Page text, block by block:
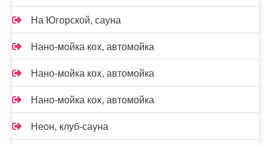
На Югорской, сауна
Нано-мойка кох, автомойка
Нано-мойка кох, автомойка
Нано-мойка кох, автомойка
Неон, клуб-сауна